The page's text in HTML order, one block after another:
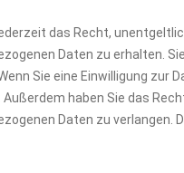
das Recht,
Daten zu erhalten.
Sie eine Einwilligung zur
haben Sie das
Daten zu verlangen.